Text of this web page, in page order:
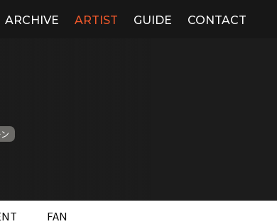
ARCHIVE ARTIST GUIDE CONTACT
FAN